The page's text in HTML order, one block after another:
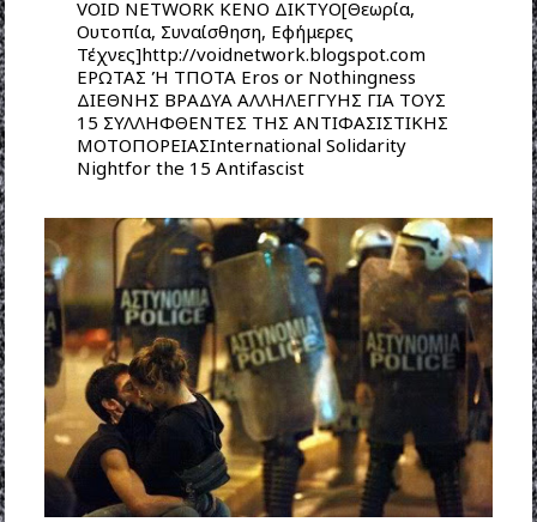
VOID NETWORK ΚΕΝΟ ΔΙΚΤΥΟ[Θεωρία,
Ουτοπία, Συναίσθηση, Εφήμερες
Τέχνες]http://voidnetwork.blogspot.com
ΕΡΩΤΑΣ Ή ΤΠΟΤΑ Eros or Nothingness
ΔΙΕΘΝΗΣ ΒΡΑΔΥΑ ΑΛΛΗΛΕΓΓΥΗΣ ΓΙΑ ΤΟΥΣ
15 ΣΥΛΛΗΦΘΕΝΤΕΣ ΤΗΣ ΑΝΤΙΦΑΣΙΣΤΙΚΗΣ
ΜΟΤΟΠΟΡΕΙΑΣInternational Solidarity
Nightfor the 15 Antifascist